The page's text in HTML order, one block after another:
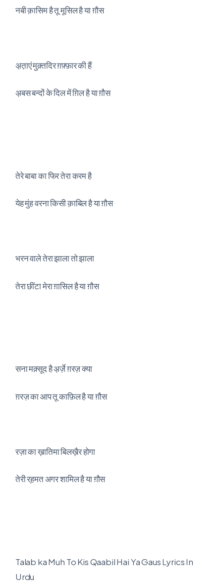
नबी क़ासिम है तू मूसिल है या ग़ौस
अ़त़ाएं मुक़्तदिर ग़फ़्फ़ार की हैं
अ़बस बन्दों के दिल में ग़िल है या ग़ौस
तेरे बाबा का फिर तेरा करम है
येह मुंह वरना किसी क़ाबिल है या ग़ौस
भरन वाले तेरा झाला तो झाला
तेरा छींटा मेरा ग़ासिल है या ग़ौस
सना मक़्सूद है अ़र्ज़े ग़रज़ क्या
ग़रज़ का आप तू काफ़िल है या ग़ौस
रज़ा का ख़ातिमा बिलख़ैर होगा
तेरी रह़मत अगर शामिल है या ग़ौस
Talab ka Muh To Kis Qaabil Hai Ya Gaus Lyrics In
Urdu